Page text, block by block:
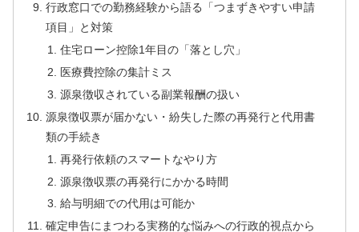
行政窓口での勤務経験から語る「つまずきやすい申請
項目」と対策
住宅ローン控除1年目の「落とし穴」
医療費控除の集計ミス
源泉徴収されている副業報酬の扱い
源泉徴収票が届かない・紛失した際の再発行と代用書
類の手続き
再発行依頼のスマートなやり方
源泉徴収票の再発行にかかる時間
給与明細での代用は可能か
確定申告にまつわる実務的な悩みへの行政的視点から